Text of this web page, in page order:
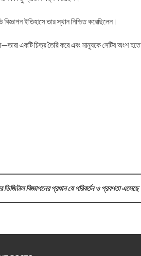
ইতিহাসে তার স্থান নিশ্চিত করেছিলেন।
একটি চিত্র তৈরি করে এবং মানুষকে সেটির অংশ হতে
বিজ্ঞাপনের প্রধান যে পরিবর্তন ও প্রবণতা এসেছে